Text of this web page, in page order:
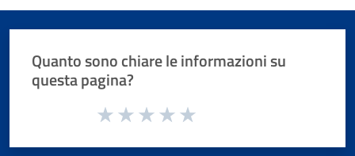
Quanto sono chiare le informazioni su
questa pagina?
Valuta da 1 a 5 stelle la pagina